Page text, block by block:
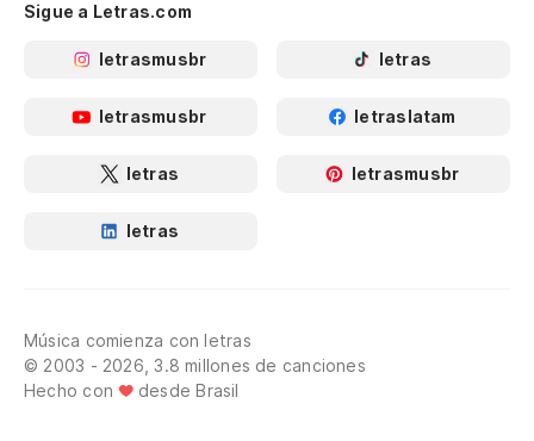
Sigue a Letras.com
letrasmusbr letras
letrasmusbr letraslatam
letras letrasmusbr
letras
Música comienza con letras
© 2003 - 2026, 3.8 millones de canciones
Hecho con
desde Brasil